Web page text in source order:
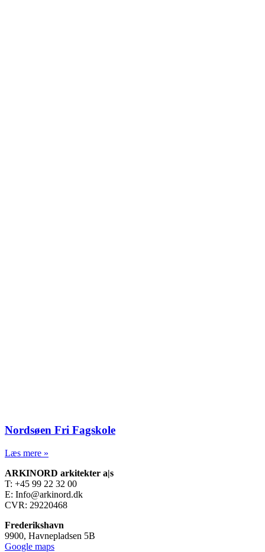
Nordsøen Fri Fagskole
Læs mere »
ARKINORD arkitekter a|s
T: +45 99 22 32 00
E: Info@arkinord.dk
CVR: 29220468
Frederikshavn
9900, Havnepladsen 5B
Google maps